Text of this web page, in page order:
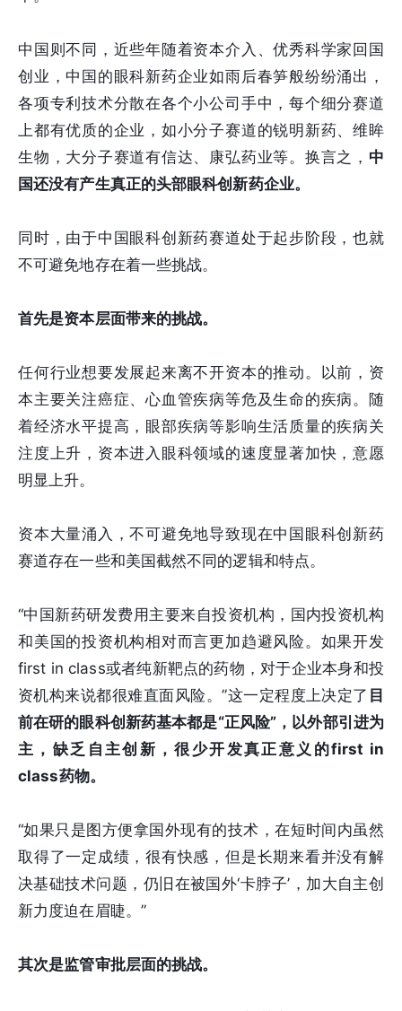
中国则不同，近些年随着资本介入、优秀科学家回国
创业，中国的眼科新药企业如雨后春笋般纷纷涌出，
各项专利技术分散在各个小公司手中，每个细分赛道
上都有优质的企业，如小分子赛道的锐明新药、维眸
生物，大分子赛道有信达、康弘药业等。换言之， 中
国还没有产生真正的头部眼科创新药企业。
同时，由于中国眼科创新药赛道处于起步阶段，也就
不可避免地存在着一些挑战。
首先是资本层面带来的挑战。
任何行业想要发展起来离不开资本的推动。以前，资
本主要关注癌症、心血管疾病等危及生命的疾病。随
着经济水平提高，眼部疾病等影响生活质量的疾病关
注度上升，资本进入眼科领域的速度显著加快，意愿
明显上升。
资本大量涌入，不可避免地导致现在中国眼科创新药
赛道存在一些和美国截然不同的逻辑和特点。
“中国新药研发费用主要来自投资机构，国内投资机构
和美国的投资机构相对而言更加趋避风险。如果开发
first in class或者纯新靶点的药物，对于企业本身和投
资机构来说都很难直面风险。”这一定程度上决定了 目
前在研的眼科创新药基本都是“正风险”，以外部引进为
主，缺乏自主创新，很少开发真正意义的first in
class药物。
“如果只是图方便拿国外现有的技术，在短时间内虽然
取得了一定成绩，很有快感，但是长期来看并没有解
决基础技术问题，仍旧在被国外‘卡脖子’，加大自主创
新力度迫在眉睫。”
其次是监管审批层面的挑战。